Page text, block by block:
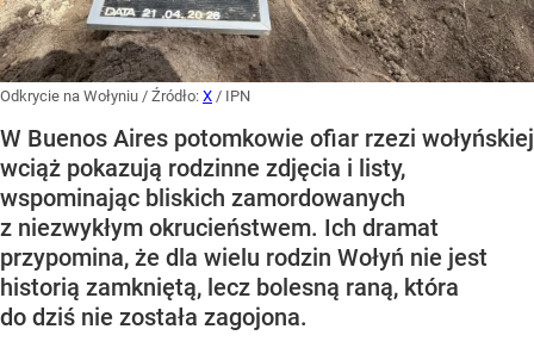
Odkrycie na Wołyniu / Źródło: X / IPN
W Buenos Aires potomkowie ofiar rzezi wołyńskiej
wciąż pokazują rodzinne zdjęcia i listy,
wspominając bliskich zamordowanych
z niezwykłym okrucieństwem. Ich dramat
przypomina, że dla wielu rodzin Wołyń nie jest
historią zamkniętą, lecz bolesną raną, która
do dziś nie została zagojona.